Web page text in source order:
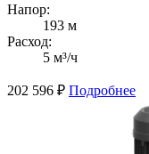
Напор:
193 м
Расход:
5 м³/ч
202 596 ₽ Подробнее